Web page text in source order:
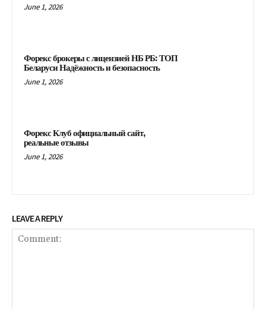
June 1, 2026
Форекс брокеры с лицензией НБ РБ: ТОП
Беларуси Надёжность и безопасность
June 1, 2026
Форекс Клуб официальный сайт,
реальные отзывы
June 1, 2026
LEAVE A REPLY